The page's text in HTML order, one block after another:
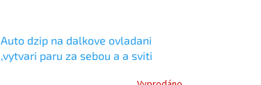
Auto dzip na dalkove ovladani
,vytvari paru za sebou a a sviti